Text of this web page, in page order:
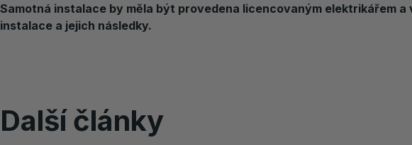
Samotná instalace by měla být provedena licencovaným elektrikářem
instalace a jejich následky.
Další články